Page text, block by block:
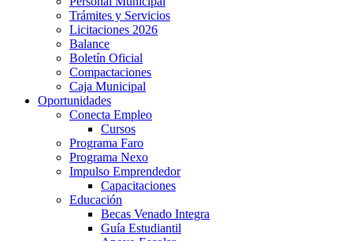
Trámites y Servicios
Licitaciones 2026
Balance
Boletín Oficial
Compactaciones
Caja Municipal
Oportunidades
Conecta Empleo
Cursos
Programa Faro
Programa Nexo
Impulso Emprendedor
Capacitaciones
Educación
Becas Venado Integra
Guía Estudiantil